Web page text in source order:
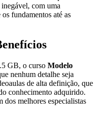
com uma
fundamentos até as
GB, o curso Modelo
nenhum detalhe seja
de alta definição, que
conhecimento adquirido.
dos melhores especialistas